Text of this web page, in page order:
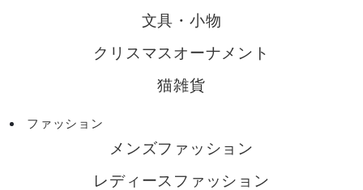
文具・小物
クリスマスオーナメント
猫雑貨
ファッション
メンズファッション
レディースファッション